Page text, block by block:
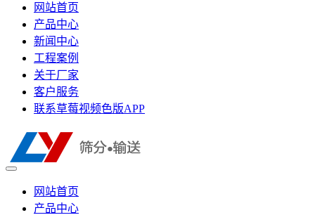
网站首页
产品中心
新闻中心
工程案例
关于厂家
客户服务
联系草莓视频色版APP
网站首页
产品中心